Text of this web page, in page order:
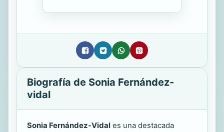
Biografía de Sonia Fernández-
vidal
Sonia Fernández-Vidal es una destacada